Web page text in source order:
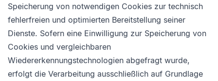
Speicherung von notwendigen Cookies zur technisch
fehlerfreien und optimierten Bereitstellung seiner
Dienste. Sofern eine Einwilligung zur Speicherung von
Cookies und vergleichbaren
Wiedererkennungstechnologien abgefragt wurde,
erfolgt die Verarbeitung ausschließlich auf Grundlage